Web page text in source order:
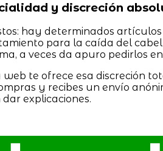
y discreción
hay determinados
para la caída del
a veces da apuro pedirlos
te ofrece esa discreción
y recibes un envío
explicaciones.